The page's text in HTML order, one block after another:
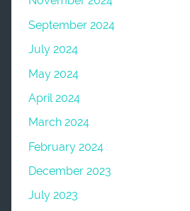
September 2024
July 2024
May 2024
April 2024
March 2024
February 2024
December 2023
July 2023